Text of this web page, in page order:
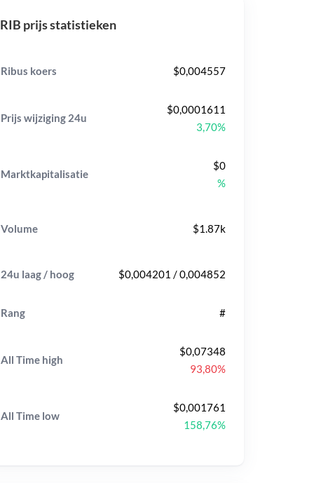
RIB prijs statistieken
Ribus koers $0,004557
Prijs wijziging 24u
$0,0001611
3,70%
Marktkapitalisatie
$0
%
Volume $1.87k
24u laag / hoog $0,004201 / 0,004852
Rang #
All Time high
$0,07348
93,80%
All Time low
$0,001761
158,76%